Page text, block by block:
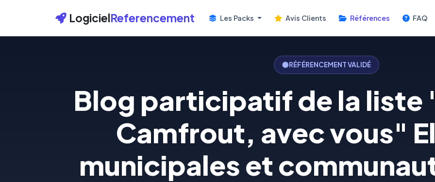
LogicielReferencement Les Packs Avis Clients Références FAQ
RÉFÉRENCEMENT VALIDÉ
Blog participatif de la
Camfrout, avec vous"
municipales et